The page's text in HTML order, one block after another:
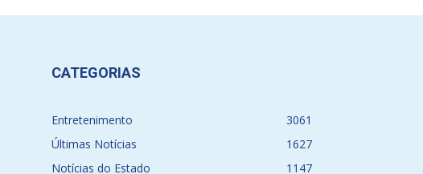
CATEGORIAS
Entretenimento
3061
Últimas Notícias
1627
Notícias do Estado
1147